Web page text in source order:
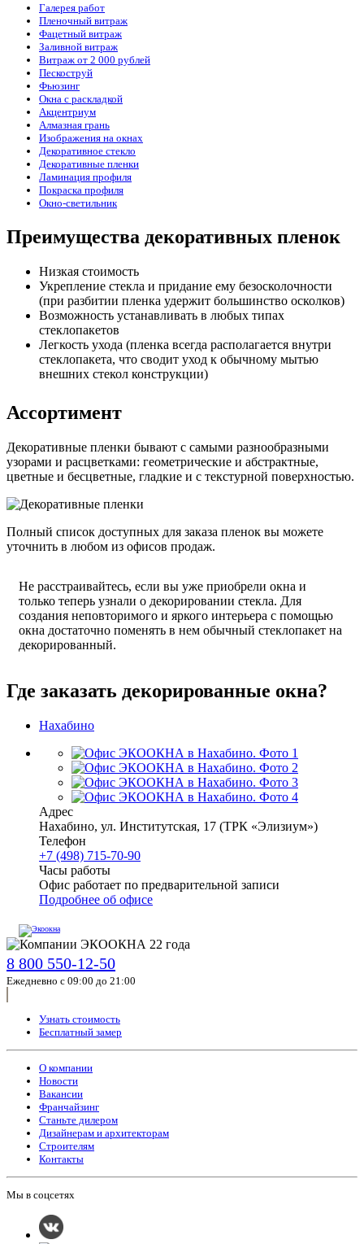
Галерея работ
Пленочный витраж
Фацетный витраж
Заливной витраж
Витраж от 2 000 рублей
Пескоструй
Фьюзинг
Окна с раскладкой
Акцентриум
Алмазная грань
Изображения на окнах
Декоративное стекло
Декоративные пленки
Ламинация профиля
Покраска профиля
Окно-светильник
Преимущества декоративных пленок
Низкая стоимость
Укрепление стекла и придание ему безосколочности
(при разбитии пленка удержит большинство осколков)
Возможность устанавливать в любых типах
стеклопакетов
Легкость ухода (пленка всегда располагается внутри
стеклопакета, что сводит уход к обычному мытью
внешних стекол конструкции)
Ассортимент
Декоративные пленки бывают с самыми разнообразными
узорами и расцветками: геометрические и абстрактные,
цветные и бесцветные, гладкие и с текстурной поверхностью.
Полный список доступных для заказа пленок вы можете
уточнить в любом из офисов продаж.
Не расстраивайтесь, если вы уже приобрели окна и
только теперь узнали о декорировании стекла. Для
создания неповторимого и яркого интерьера с помощью
окна достаточно поменять в нем обычный стеклопакет на
декорированный.
Где заказать декорированные окна?
Нахабино
Адрес
Нахабино, ул. Институтская, 17 (ТРК «Элизиум»)
Телефон
+7 (498) 715-70-90
Часы работы
Офис работает по предварительной записи
Подробнее об офисе
8 800 550-12-50
Ежедневно с 09:00 до 21:00
Узнать стоимость
Бесплатный замер
О компании
Новости
Вакансии
Франчайзинг
Станьте дилером
Дизайнерам и архитекторам
Строителям
Контакты
Мы в соцсетях